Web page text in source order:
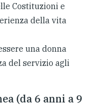
Costituzioni e
della vita
una donna
del servizio agli
(da 6 anni a 9